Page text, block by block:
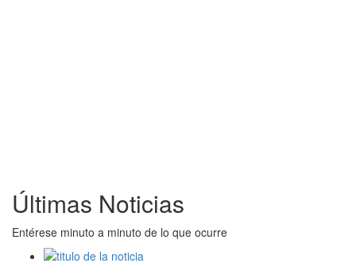
Últimas Noticias
Entérese minuto a minuto de lo que ocurre